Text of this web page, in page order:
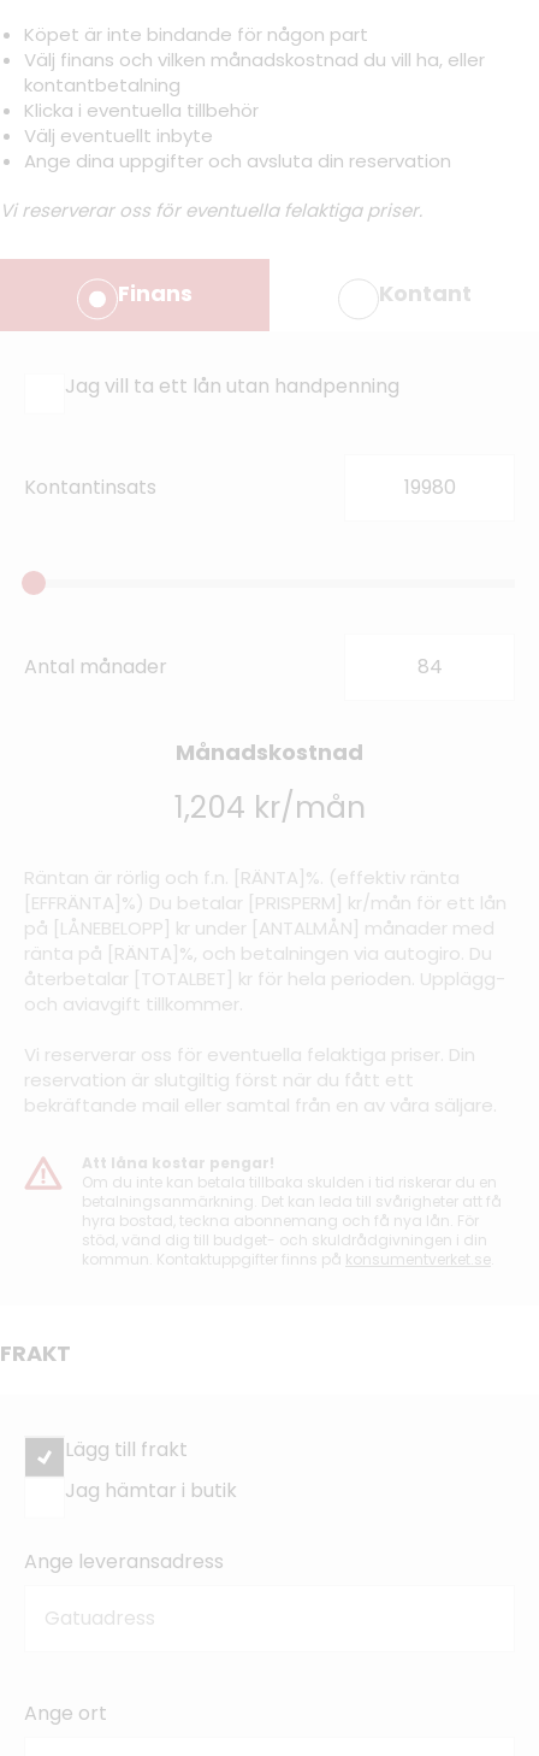
Köpet är inte bindande för någon part
Välj finans och vilken månadskostnad du vill ha, eller
kontantbetalning
Klicka i eventuella tillbehör
Välj eventuellt inbyte
Ange dina uppgifter och avsluta din reservation
Vi reserverar oss för eventuella felaktiga priser.
Finans Kontant
Jag vill ta ett lån utan handpenning
Kontantinsats
Antal månader
Månadskostnad
1,204 kr/mån
Räntan är rörlig och f.n. [RÄNTA]%. (effektiv ränta
[EFFRÄNTA]%) Du betalar [PRISPERM] kr/mån för ett lån
på [LÅNEBELOPP] kr under [ANTALMÅN] månader med
ränta på [RÄNTA]%, och betalningen via autogiro. Du
återbetalar [TOTALBET] kr för hela perioden. Upplägg-
och aviavgift tillkommer.
Vi reserverar oss för eventuella felaktiga priser. Din
reservation är slutgiltig först när du fått ett
bekräftande mail eller samtal från en av våra säljare.
Att låna kostar pengar!
Om du inte kan betala tillbaka skulden i tid riskerar du en
betalningsanmärkning. Det kan leda till svårigheter att få
hyra bostad, teckna abonnemang och få nya lån. För
stöd, vänd dig till budget- och skuldrådgivningen i din
kommun. Kontaktuppgifter finns på konsumentverket.se
FRAKT
Lägg till frakt
Jag hämtar i butik
Ange leveransadress
Ange ort